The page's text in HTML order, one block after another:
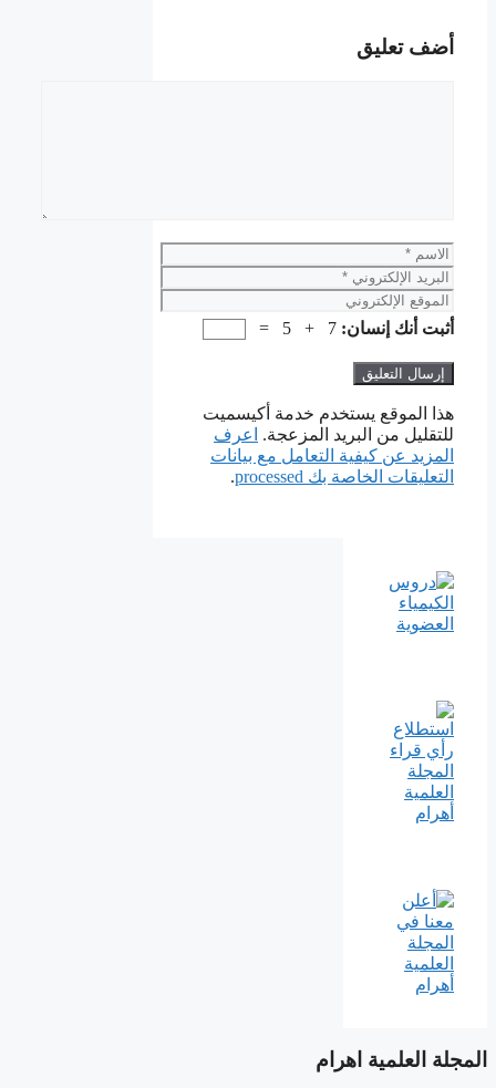
أضف تعليق
الاسم
البريد
الإلكتروني
الموقع
الإلكتروني
أثبت أنك إنسان: 7 + 5 =
هذا الموقع يستخدم خدمة أكيسميت
للتقليل من البريد المزعجة.
اعرف
المزيد عن كيفية التعامل مع بيانات
التعليقات الخاصة بك processed
.
المجلة العلمية اهرام